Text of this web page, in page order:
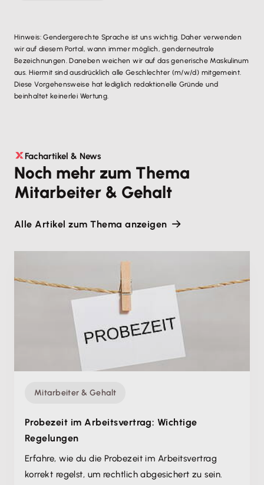
Hinweis: Gendergerechte Sprache ist uns wichtig. Daher verwenden
wir auf diesem Portal, wann immer möglich, genderneutrale
Bezeichnungen. Daneben weichen wir auf das generische Maskulinum
aus. Hiermit sind ausdrücklich alle Geschlechter (m/w/d) mitgemeint.
Diese Vorgehensweise hat lediglich redaktionelle Gründe und
beinhaltet keinerlei Wertung.
Fachartikel & News
Noch mehr zum Thema
Mitarbeiter & Gehalt
Alle Artikel zum Thema anzeigen
Mitarbeiter & Gehalt
Probezeit im Arbeitsvertrag: Wichtige
Regelungen
Erfahre, wie du die Probezeit im Arbeitsvertrag
korrekt regelst, um rechtlich abgesichert zu sein.